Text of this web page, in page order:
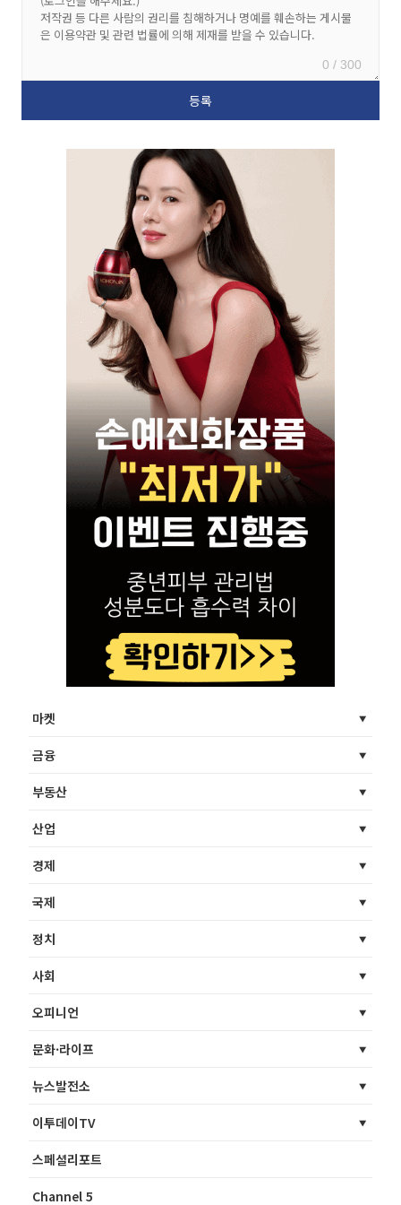
0 / 300
마켓
금융
부동산
산업
경제
국제
정치
사회
오피니언
문화·라이프
뉴스발전소
이투데이TV
스페셜리포트
Channel 5